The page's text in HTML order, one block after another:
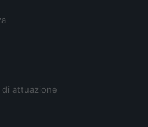
attuazione